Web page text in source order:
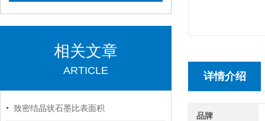
相关文章
ARTICLE
致密结晶状石墨比表面积
详情介绍
品牌